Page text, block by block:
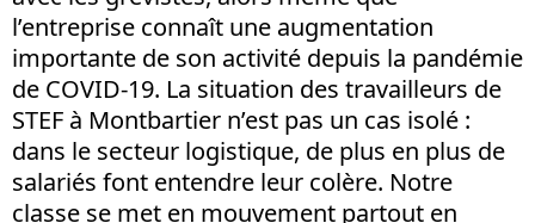
l’entreprise connaît une augmentation
importante de son activité depuis la pandémie
de COVID-19. La situation des travailleurs de
STEF à Montbartier n’est pas un cas isolé :
dans le secteur logistique, de plus en plus de
salariés font entendre leur colère. Notre
classe se met en mouvement partout en